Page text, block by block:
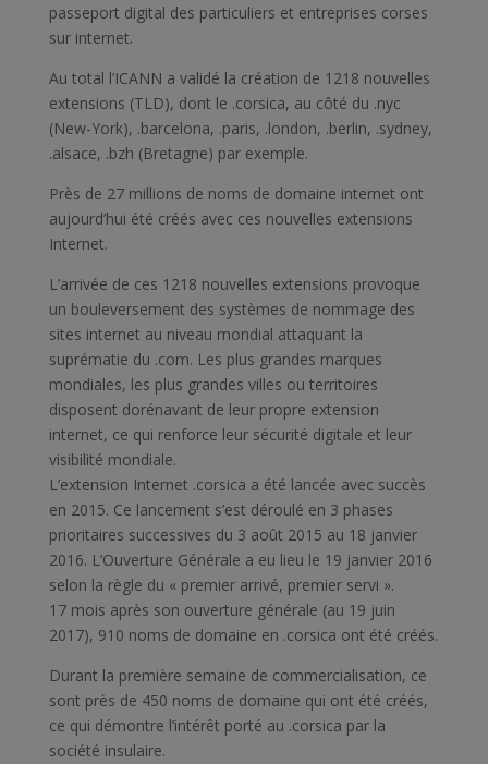
passeport digital des particuliers et entreprises corses
sur internet.
Au total l’ICANN a validé la création de 1218 nouvelles
extensions (TLD), dont le .corsica, au côté du .nyc
(New-York), .barcelona, .paris, .london, .berlin, .sydney,
.alsace, .bzh (Bretagne) par exemple.
Près de 27 millions de noms de domaine internet ont
aujourd’hui été créés avec ces nouvelles extensions
Internet.
L’arrivée de ces 1218 nouvelles extensions provoque
un bouleversement des systèmes de nommage des
sites internet au niveau mondial attaquant la
suprématie du .com. Les plus grandes marques
mondiales, les plus grandes villes ou territoires
disposent dorénavant de leur propre extension
internet, ce qui renforce leur sécurité digitale et leur
visibilité mondiale.
L’extension Internet .corsica a été lancée avec succès
en 2015. Ce lancement s’est déroulé en 3 phases
prioritaires successives du 3 août 2015 au 18 janvier
2016. L’Ouverture Générale a eu lieu le 19 janvier 2016
selon la règle du « premier arrivé, premier servi ».
17 mois après son ouverture générale (au 19 juin
2017), 910 noms de domaine en .corsica ont été créés.
Durant la première semaine de commercialisation, ce
sont près de 450 noms de domaine qui ont été créés,
ce qui démontre l’intérêt porté au .corsica par la
société insulaire.